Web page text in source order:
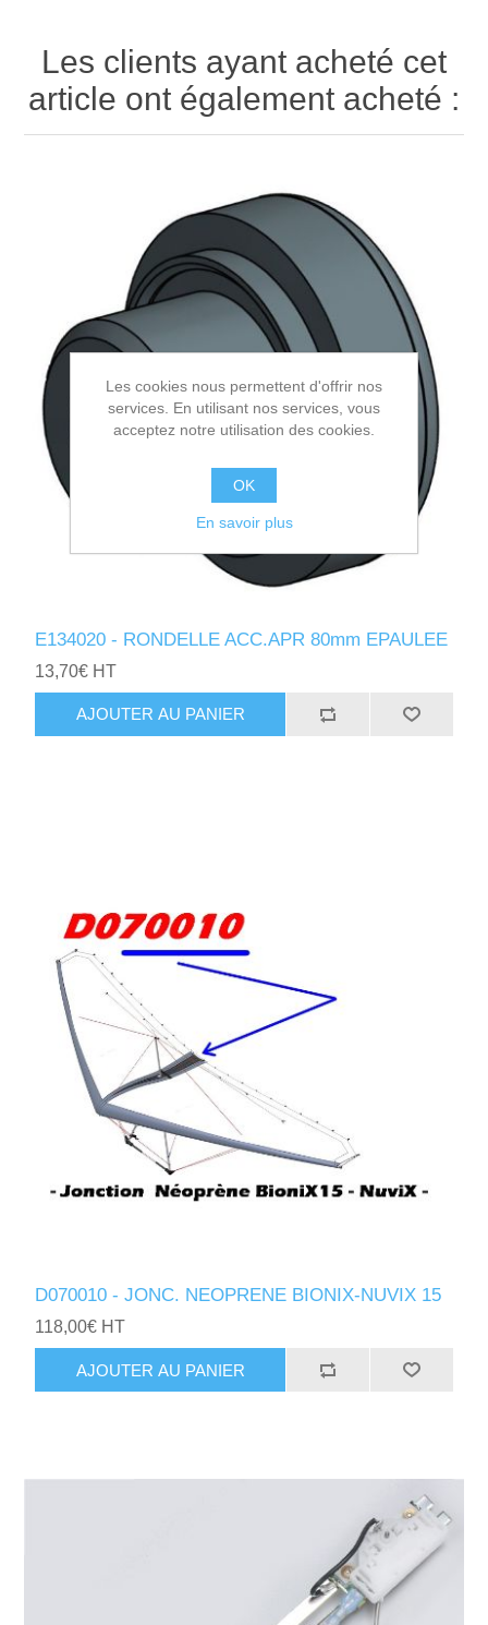
Les clients ayant acheté cet
article ont également acheté :
E134020 - RONDELLE ACC.APR 80mm EPAULEE
13,70€ HT
AJOUTER AU PANIER
D070010 - JONC. NEOPRENE BIONIX-NUVIX 15
118,00€ HT
AJOUTER AU PANIER
Les cookies nous permettent d'offrir nos
services. En utilisant nos services, vous
acceptez notre utilisation des cookies.
OK
En savoir plus